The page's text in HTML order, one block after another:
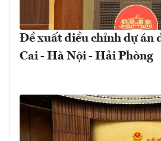
Đề xuất điều chỉnh dự án
Cai - Hà Nội - Hải Phòng